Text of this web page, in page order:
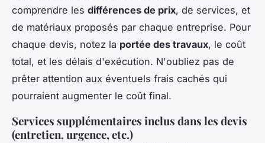
comprendre les différences de prix, de services, et
de matériaux proposés par chaque entreprise. Pour
chaque devis, notez la portée des travaux, le coût
total, et les délais d'exécution. N'oubliez pas de
prêter attention aux éventuels frais cachés qui
pourraient augmenter le coût final.
Services supplémentaires inclus dans les devis
(entretien, urgence, etc.)